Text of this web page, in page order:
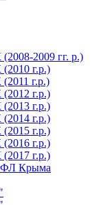
2009 гг. р.)
г.р.)
г.р.)
г.р.)
г.р.)
г.р.)
г.р.)
г.р.)
г.р.)
Крыма